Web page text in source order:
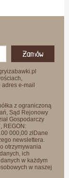
Zamów
adres e-mail
z ograniczoną
Sąd Rejonowy
Gospodarczy
REGON:
000,00 złDane
newslettera.
otrzymywania
ich
w każdym
w naszej